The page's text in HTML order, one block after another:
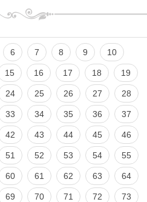
6 7 8 9 10
15 16 17 18 19
24 25 26 27 28
33 34 35 36 37
42 43 44 45 46
51 52 53 54 55
60 61 62 63 64
69 70 71 72 73